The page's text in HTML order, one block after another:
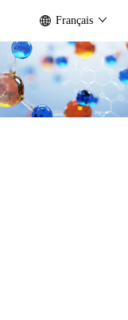
Français